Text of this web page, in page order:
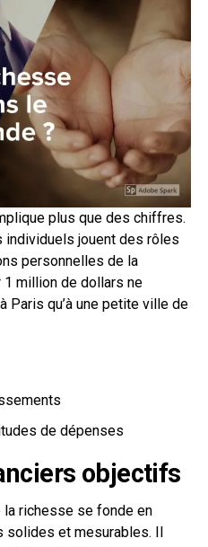
plus que des chiffres.
jouent des rôles
personnelles de la
million de dollars ne
Paris qu’à une petite ville de
de dépenses
objectifs
richesse se fonde en
solides et mesurables. Il